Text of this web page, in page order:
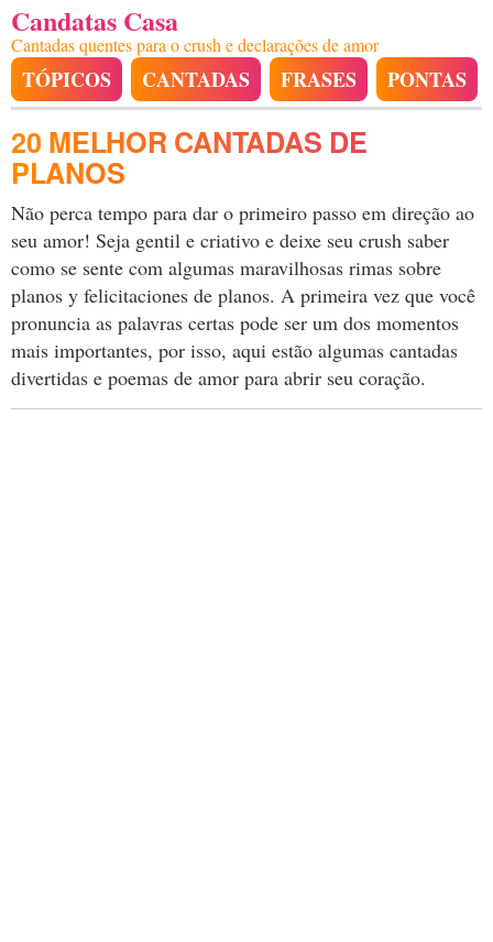
Candatas Casa
Cantadas quentes para o crush e declarações de amor
TÓPICOS CANTADAS FRASES PONTAS
20 MELHOR CANTADAS DE
PLANOS
Não perca tempo para dar o primeiro passo em direção ao
seu amor! Seja gentil e criativo e deixe seu crush saber
como se sente com algumas maravilhosas rimas sobre
planos y felicitaciones de planos. A primeira vez que você
pronuncia as palavras certas pode ser um dos momentos
mais importantes, por isso, aqui estão algumas cantadas
divertidas e poemas de amor para abrir seu coração.